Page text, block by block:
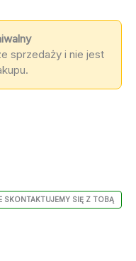
sprzedaży i nie jest
SKONTAKTUJEMY SIĘ Z TOBĄ